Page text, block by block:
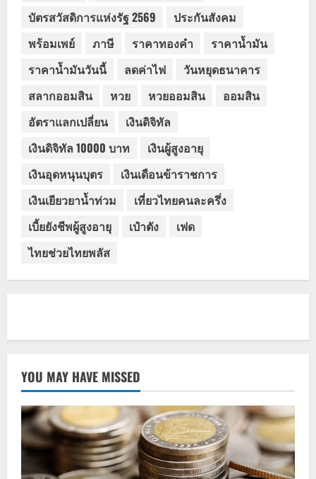
บัตรสวัสดิการแห่งรัฐ 2569
ประกันสังคม
พร้อมเพย์
ภาษี ราคาทองคำ
ราคาน้ำมัน
ราคาน้ำมันวันนี้
ลดค่าไฟ
วันหยุดธนาคาร
สลากออมสิน
หวย หวยออมสิน
ออมสิน
อัตราแลกเปลี่ยน
เงินดิจิทัล
เงินดิจิทัล 10000 บาท
เงินผู้สูงอายุ
เงินอุดหนุนบุตร
เงินเดือนข้าราชการ
เงินเยียวยาน้ำท่วม
เที่ยวไทยคนละครึ่ง
เบี้ยยังชีพผู้สูงอายุ
เป๋าตัง
เฟด
ไทยช่วยไทยพลัส
YOU MAY HAVE MISSED